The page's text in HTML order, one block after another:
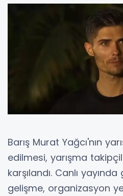
Barış Murat Yağcı'nın
edilmesi, yarışma
karşılandı. Canlı
gelişme, organizasyon